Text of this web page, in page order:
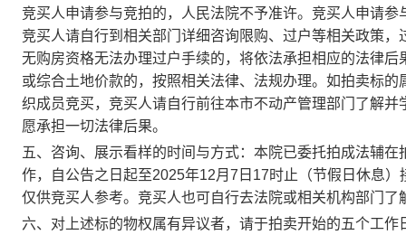
竞买人申请参与竞拍的，人民法院不予准许。竞买人申请
竞买人请自行到相关部门详细咨询限购、过户等相关政策
无购房资格无法办理过户手续的，将依法承担相应的法律
或综合土地价款的，按照相关法律、法规办理。如拍卖标
织成员竞买，竞买人请自行前往本市不动产管理部门了解
愿承担一切法律后果。
五、咨询、展示看样的时间与方式：本院已委托拍成法辅
作，自公告之日起至2025年12月 7 日 17时止（节假日休息
仅供竞买人参考。竞买人也可自行去法院或相关机构部门
六、对上述标的物权属有异议者，请于拍卖开始的五个工作